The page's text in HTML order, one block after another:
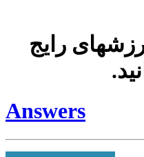
رایج
Answers